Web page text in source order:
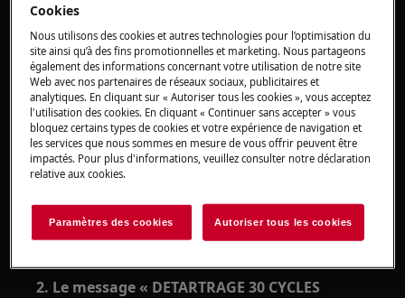
S'applique à
Machine à café intégrée
Solution
1. Effectuer la procédure de détartrage
comme indiqué dans la notice d’utilisation.
Nous vous recommandons les produits
détartrants disponibles sur notreboutique en
2. Le message « DETARTRAGE 30 CYCLES
Cookies
Nous utilisons des cookies et autres technologies pour l’optimisation du
site ainsi qu’à des fins promotionnelles et marketing. Nous partageons
également des informations concernant votre utilisation de notre site
Web avec nos partenaires de réseaux sociaux, publicitaires et
analytiques. En cliquant sur « Autoriser tous les cookies », vous acceptez
l'utilisation des cookies. En cliquant « Continuer sans accepter » vous
bloquez certains types de cookies et votre expérience de navigation et
les services que nous sommes en mesure de vous offrir peuvent être
impactés. Pour plus d'informations, veuillez consulter notre déclaration
relative aux cookies.
Paramètres des cookies Autoriser tous les cookies